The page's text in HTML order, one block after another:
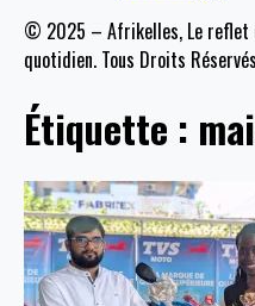
© 2025 – Afrikelles, Le reflet
quotidien. Tous Droits
Étiquette :